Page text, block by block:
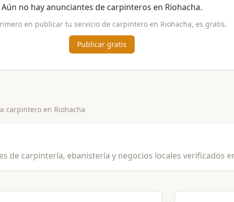
Aún no hay anunciantes de carpinteros en Riohacha.
en publicar tu servicio de carpintero en Riohacha, es gratis.
Publicar gratis
carpintero en Riohacha
de carpintería, ebanistería y negocios locales verificados